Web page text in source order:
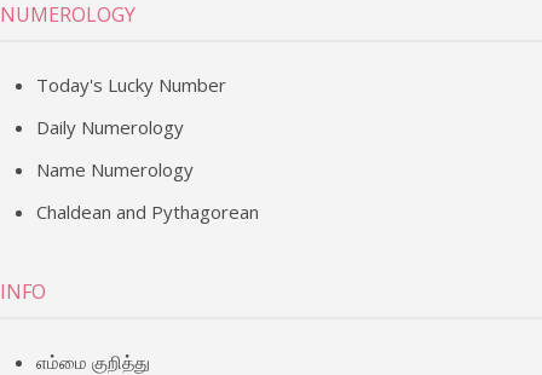
NUMEROLOGY
Today's Lucky Number
Daily Numerology
Name Numerology
Chaldean and Pythagorean
INFO
எம்மை குறித்து